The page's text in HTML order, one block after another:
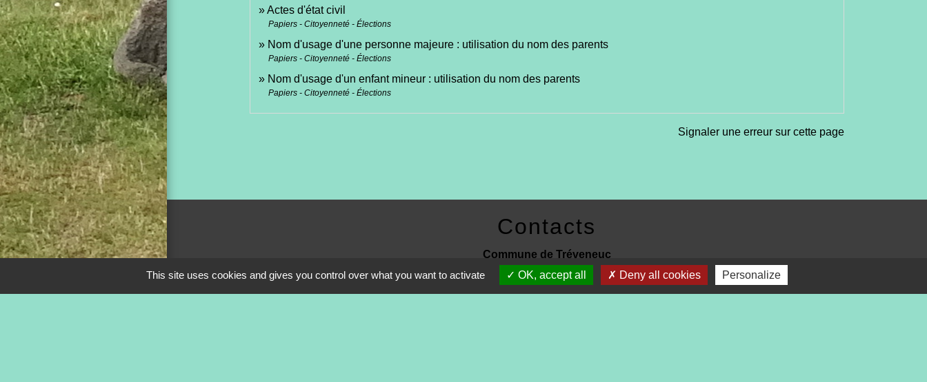
Actes d'état civil
Papiers - Citoyenneté - Élections
Nom d'usage d'une personne majeure : utilisation du nom des parents
Papiers - Citoyenneté - Élections
Nom d'usage d'un enfant mineur : utilisation du nom des parents
Papiers - Citoyenneté - Élections
Signaler une erreur sur cette page
Contacts
Commune de Tréveneuc
2 place du Bourg
22410 Tréveneuc - FRANCE
This site uses cookies and gives you control over what you want to activate OK, accept all Deny all cookies Personalize